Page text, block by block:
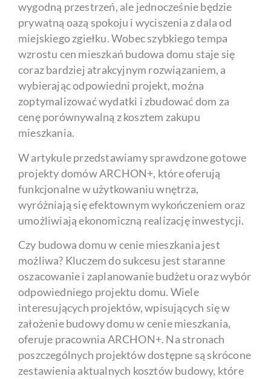
wygodną przestrzeń, ale jednocześnie będzie
prywatną oazą spokoju i wyciszenia z dala od
miejskiego zgiełku. Wobec szybkiego tempa
wzrostu cen mieszkań budowa domu staje się
coraz bardziej atrakcyjnym rozwiązaniem, a
wybierając odpowiedni projekt, można
zoptymalizować wydatki i zbudować dom za
cenę porównywalną z kosztem zakupu
mieszkania.
W artykule przedstawiamy sprawdzone gotowe
projekty domów ARCHON+, które oferują
funkcjonalne w użytkowaniu wnętrza,
wyróżniają się efektownym wykończeniem oraz
umożliwiają ekonomiczną realizację inwestycji.
Czy budowa domu w cenie mieszkania jest
możliwa? Kluczem do sukcesu jest staranne
oszacowanie i zaplanowanie budżetu oraz wybór
odpowiedniego projektu domu. Wiele
interesujących projektów, wpisujących się w
założenie budowy domu w cenie mieszkania,
oferuje pracownia ARCHON+. Na stronach
poszczególnych projektów dostępne są skrócone
zestawienia aktualnych kosztów budowy, które